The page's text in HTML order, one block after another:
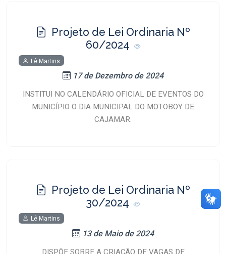
Projeto de Lei Ordinaria Nº
60/2024
Lê Martins
17 de Dezembro de 2024
INSTITUI NO CALENDÁRIO OFICIAL DE EVENTOS DO
MUNICÍPIO O DIA MUNICIPAL DO MOTOBOY DE
CAJAMAR.
Projeto de Lei Ordinaria Nº
30/2024
Lê Martins
13 de Maio de 2024
DISPÕE SOBRE A CRIAÇÃO DE VAGAS DE